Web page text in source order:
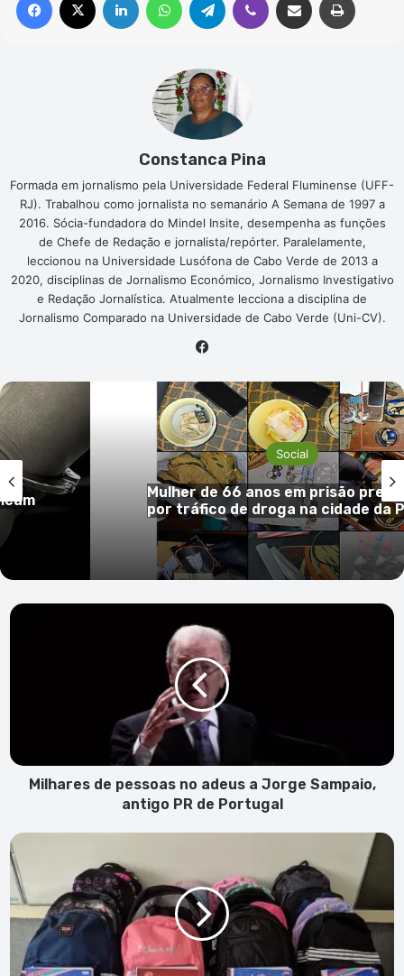
Constanca Pina
Formada em jornalismo pela Universidade Federal Fluminense (UFF-
RJ). Trabalhou como jornalista no semanário A Semana de 1997 a
2016. Sócia-fundadora do Mindel Insite, desempenha as funções
de Chefe de Redação e jornalista/repórter. Paralelamente,
leccionou na Universidade Lusófona de Cabo Verde de 2013 a
2020, disciplinas de Jornalismo Económico, Jornalismo Investigativo
e Redação Jornalística. Atualmente lecciona a disciplina de
Jornalismo Comparado na Universidade de Cabo Verde (Uni-CV).
Social
Mulher de 66 anos em prisão
por tráfico de droga na cidade da
Milhares
antigo
Milhares de pessoas no adeus a Jorge Sampaio,
antigo PR de Portugal
Clube
Desportivo
Fonte
Francês
oferece
kits
escolares